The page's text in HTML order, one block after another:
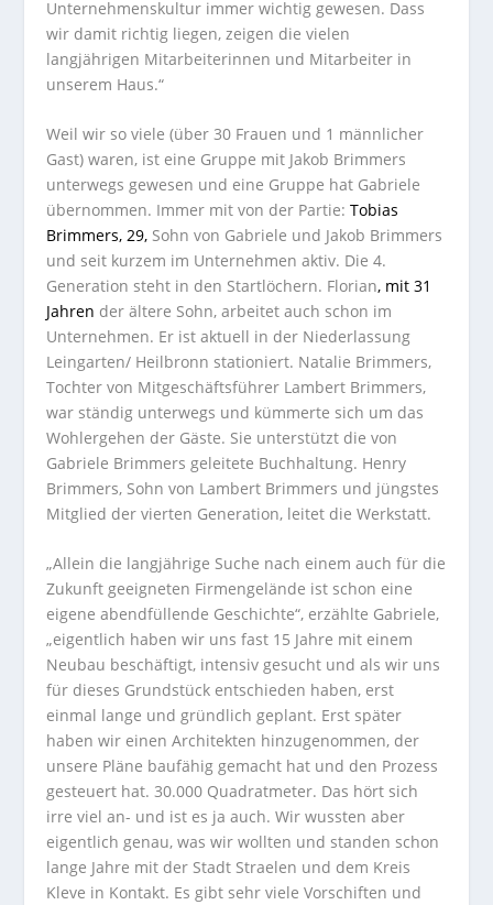
Unternehmenskultur immer wichtig gewesen. Dass
wir damit richtig liegen, zeigen die vielen
langjährigen Mitarbeiterinnen und Mitarbeiter in
unserem Haus.“
Weil wir so viele (über 30 Frauen und 1 männlicher
Gast) waren, ist eine Gruppe mit Jakob Brimmers
unterwegs gewesen und eine Gruppe hat Gabriele
übernommen. Immer mit von der Partie:Tobias
Brimmers, 29, Sohn von Gabriele und Jakob Brimmers
und seit kurzem im Unternehmen aktiv. Die 4.
Generation steht in den Startlöchern. Florian, mit 31
Jahren der ältere Sohn, arbeitet auch schon im
Unternehmen. Er ist aktuell in der Niederlassung
Leingarten/ Heilbronn stationiert. Natalie Brimmers,
Tochter von Mitgeschäftsführer Lambert Brimmers,
war ständig unterwegs und kümmerte sich um das
Wohlergehen der Gäste. Sie unterstützt die von
Gabriele Brimmers geleitete Buchhaltung. Henry
Brimmers, Sohn von Lambert Brimmers und jüngstes
Mitglied der vierten Generation, leitet die Werkstatt.
„Allein die langjährige Suche nach einem auch für die
Zukunft geeigneten Firmengelände ist schon eine
eigene abendfüllende Geschichte“, erzählte Gabriele,
„eigentlich haben wir uns fast 15 Jahre mit einem
Neubau beschäftigt, intensiv gesucht und als wir uns
für dieses Grundstück entschieden haben, erst
einmal lange und gründlich geplant. Erst später
haben wir einen Architekten hinzugenommen, der
unsere Pläne baufähig gemacht hat und den Prozess
gesteuert hat. 30.000 Quadratmeter. Das hört sich
irre viel an- und ist es ja auch. Wir wussten aber
eigentlich genau, was wir wollten und standen schon
lange Jahre mit der Stadt Straelen und dem Kreis
Kleve in Kontakt. Es gibt sehr viele Vorschiften und